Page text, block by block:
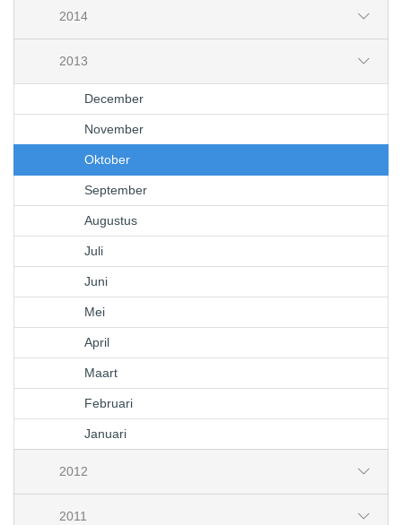
2014
2013
December
November
Oktober
September
Augustus
Juli
Juni
Mei
April
Maart
Februari
Januari
2012
2011